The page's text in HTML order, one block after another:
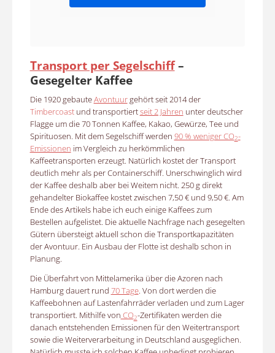
Transport per Segelschiff–
Gesegelter Kaffee
Die 1920 gebauteAvontuurgehört seit 2014 der
Timbercoastund transportiertseit 2 Jahren unter deutscher
Flagge um die 70 Tonnen Kaffee, Kakao, Gewürze, Tee und
Spirituosen. Mit dem Segelschiff werden 90 % weniger CO2-
Emissionen im Vergleich zu herkömmlichen
Kaffeetransporten erzeugt. Natürlich kostet der Transport
deutlich mehr als per Containerschiff. Unerschwinglich wird
der Kaffee deshalb aber bei Weitem nicht. 250 g direkt
gehandelter Biokaffee kostet zwischen 7,50 € und 9,50 €. Am
Ende des Artikels habe ich euch einige Kaffees zum
Bestellen aufgelistet. Die aktuelle Nachfrage nach gesegelten
Gütern übersteigt aktuell schon die Transportkapazitäten
der Avontuur. Ein Ausbau der Flotte ist deshalb schon in
Planung.
Die Überfahrt von Mittelamerika über die Azoren nach
Hamburg dauert rund 70 Tage. Von dort werden die
Kaffeebohnen auf Lastenfahrräder verladen und zum Lager
transportiert. Mithilfe von CO2-Zertifikaten werden die
danach entstehenden Emissionen für den Weitertransport
sowie die Weiterverarbeitung in Deutschland ausgeglichen.